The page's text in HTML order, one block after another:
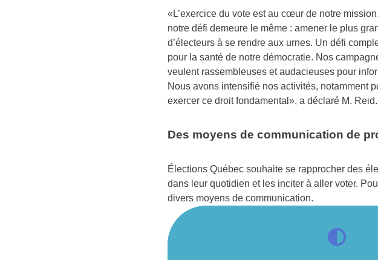
«L’exercice du vote est au cœur de notre
notre défi demeure le même : amener le plus
d’électeurs à se rendre aux urnes. Un défi
pour la santé de notre démocratie. Nos
veulent rassembleuses et audacieuses pour
Nous avons intensifié nos activités, notamment
exercer ce droit fondamental», a déclaré M. Reid.
Des moyens de communication de
Élections Québec souhaite se rapprocher des
dans leur quotidien et les inciter à aller voter.
divers moyens de communication.